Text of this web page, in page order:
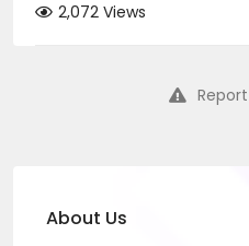
2,072 Views
About Us